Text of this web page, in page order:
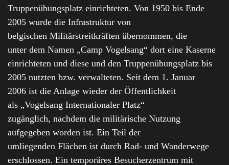
Truppenübungsplatz einrichteten. Von 1950 bis Ende
2005 wurde die Infrastruktur von
belgischen Militärstreitkräften übernommen, die
unter dem Namen „Camp Vogelsang“ dort eine Kaserne
einrichteten und diese und den Truppenübungsplatz bis
2005 nutzten bzw. verwalteten. Seit dem 1. Januar
2006 ist die Anlage wieder der Öffentlichkeit
als „Vogelsang Internationaler Platz“
zugänglich, nachdem die militärische Nutzung
aufgegeben worden ist. Ein Teil der
umliegenden Flächen ist durch Rad- und Wanderwege
erschlossen. Ein temporäres Besucherzentrum mit